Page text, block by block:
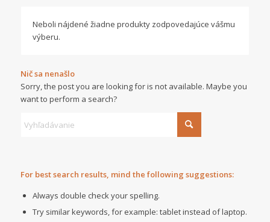
Neboli nájdené žiadne produkty zodpovedajúce vášmu
výberu.
Nič sa nenašlo
Sorry, the post you are looking for is not available. Maybe you
want to perform a search?
For best search results, mind the following suggestions:
Always double check your spelling.
Try similar keywords, for example: tablet instead of laptop.